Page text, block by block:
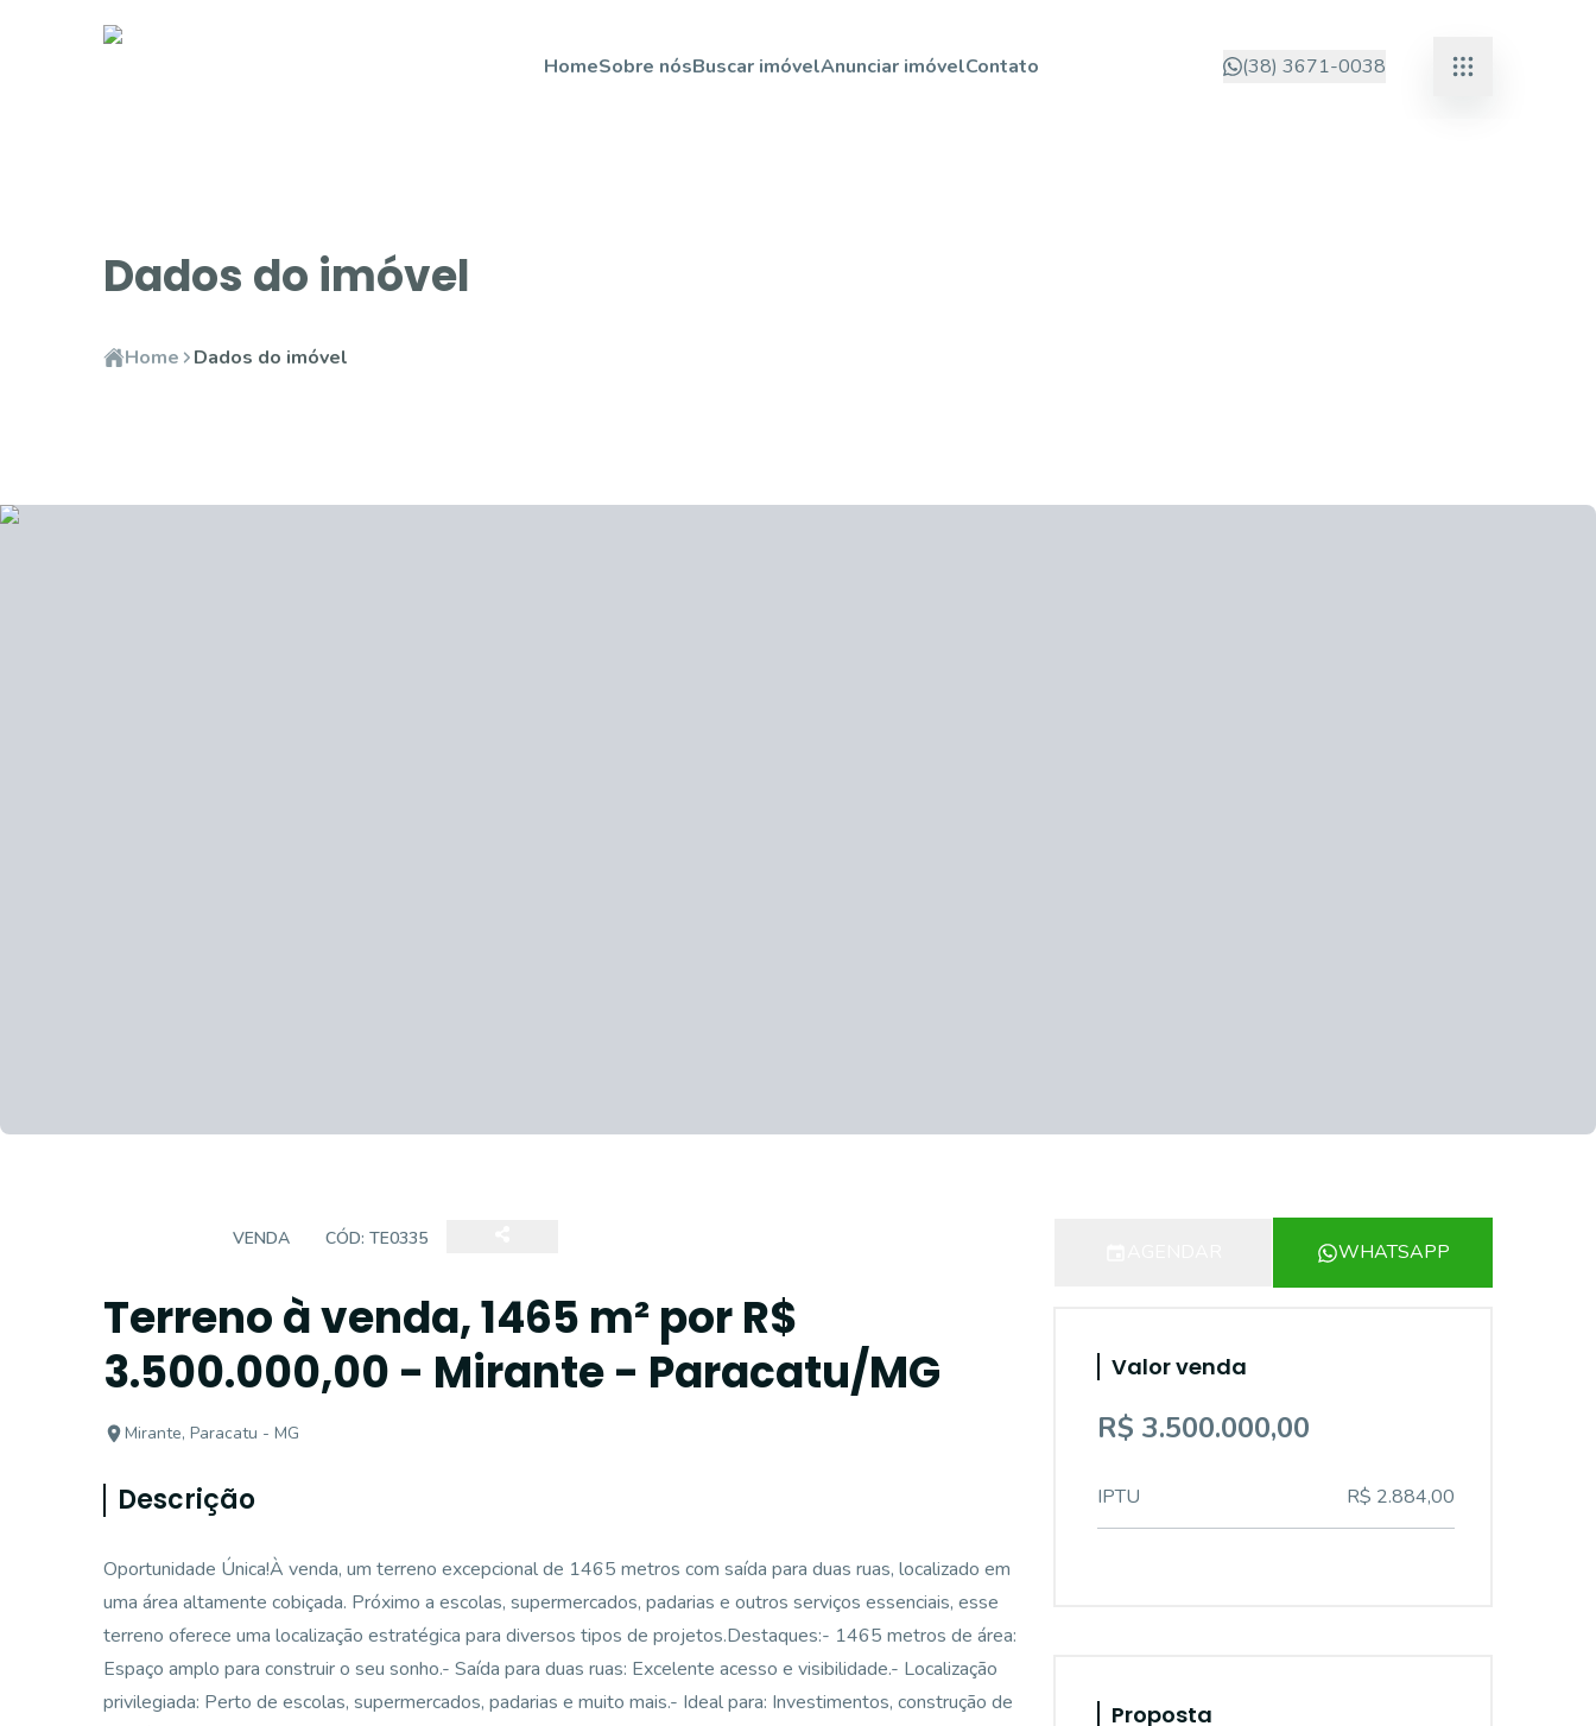
HomeSobre nósBuscar imóvelAnunciar imóvelContato (38) 3671-0038
Dados do imóvel
Home Dados do imóvel
VENDA CÓD: TE0335
Terreno à venda, 1465 m² por R$
3.500.000,00 - Mirante - Paracatu/MG
Mirante, Paracatu - MG
Descrição
Oportunidade Única!À venda, um terreno excepcional de 1465 metros com saída para duas ruas, localizado em
uma área altamente cobiçada. Próximo a escolas, supermercados, padarias e outros serviços essenciais, esse
terreno oferece uma localização estratégica para diversos tipos de projetos.Destaques:- 1465 metros de área:
Espaço amplo para construir o seu sonho.- Saída para duas ruas: Excelente acesso e visibilidade.- Localização
privilegiada: Perto de escolas, supermercados, padarias e muito mais.- Ideal para: Investimentos, construção de
WHATSAPP
Valor venda
R$ 3.500.000,00
IPTU R$ 2.884,00
Proposta